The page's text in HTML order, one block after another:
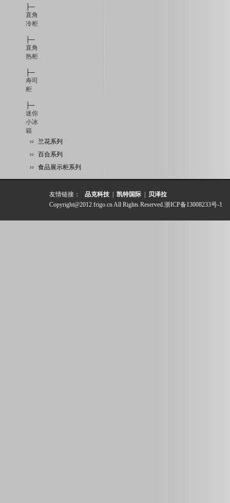
├─
直角
冷柜
├─
直角
热柜
├─
寿司
柜
├─
迷你
小冰
箱
兰花系列
百合系列
食品展示柜系列
友情链接： 品克科技 凯特国际
贝泽拉
Copyright@2012 frigo.cn All Rights Reserved.浙ICP备13008233号-1